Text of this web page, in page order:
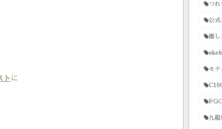
ト に
つれ
公式
推し
skeb
モテ
九龍